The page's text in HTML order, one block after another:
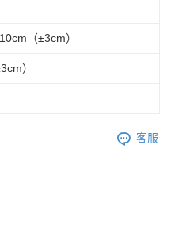
（±3cm）
）
客服